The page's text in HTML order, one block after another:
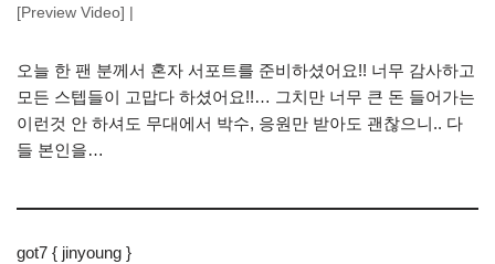
[Preview Video] |
오늘 한 팬 분께서 혼자 서포트를 준비하셨어요!! 너무 감사하고
모든 스텝들이 고맙다 하셨어요!!… 그치만 너무 큰 돈 들어가는
이런것 안 하셔도 무대에서 박수, 응원만 받아도 괜찮으니.. 다
들 본인을…
got7 { jinyoung }